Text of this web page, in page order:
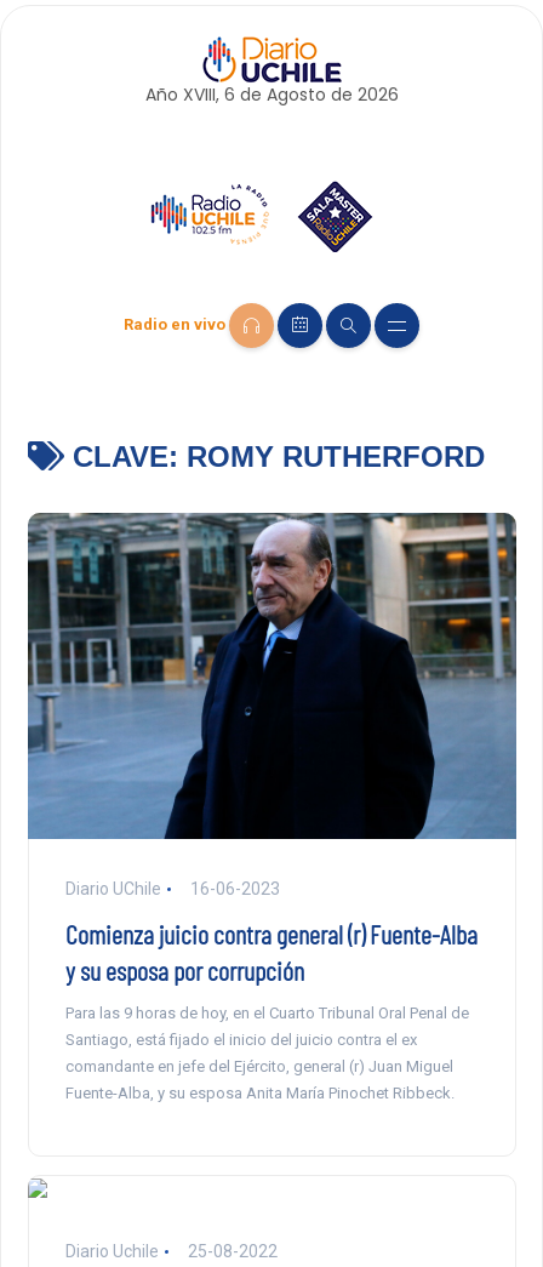
Año XVIII, 6 de Agosto de 2026
Radio en vivo
CLAVE: ROMY RUTHERFORD
Diario UChile 16-06-2023
Comienza juicio contra general (r) Fuente-Alba
y su esposa por corrupción
Para las 9 horas de hoy, en el Cuarto Tribunal Oral Penal de
Santiago, está fijado el inicio del juicio contra el ex
comandante en jefe del Ejército, general (r) Juan Miguel
Fuente-Alba, y su esposa Anita María Pinochet Ribbeck.
Diario Uchile 25-08-2022